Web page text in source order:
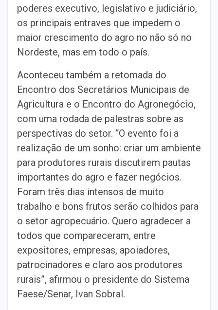
poderes executivo, legislativo e judiciário,
os principais entraves que impedem o
maior crescimento do agro no não só no
Nordeste, mas em todo o país.
Aconteceu também a retomada do
Encontro dos Secretários Municipais de
Agricultura e o Encontro do Agronegócio,
com uma rodada de palestras sobre as
perspectivas do setor. “O evento foi a
realização de um sonho: criar um ambiente
para produtores rurais discutirem pautas
importantes do agro e fazer negócios.
Foram três dias intensos de muito
trabalho e bons frutos serão colhidos para
o setor agropecuário. Quero agradecer a
todos que compareceram, entre
expositores, empresas, apoiadores,
patrocinadores e claro aos produtores
rurais”, afirmou o presidente do Sistema
Faese/Senar, Ivan Sobral.